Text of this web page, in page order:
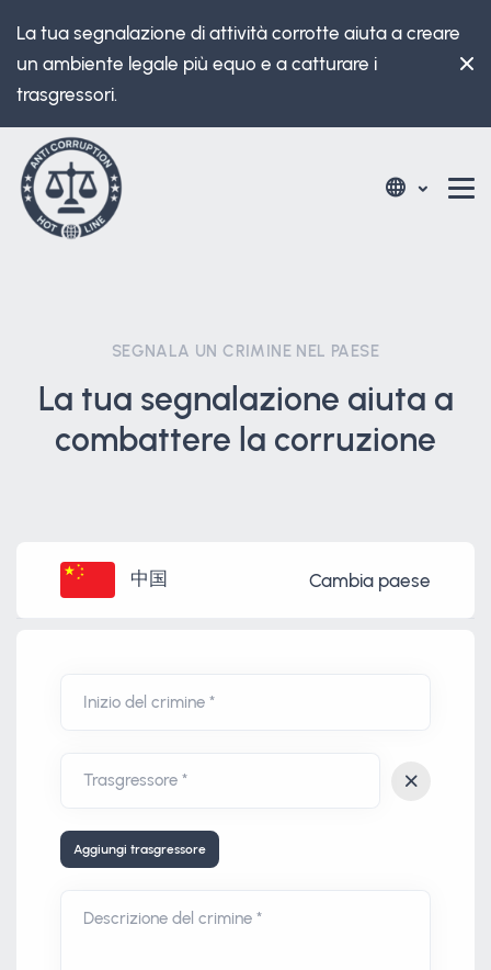
La tua segnalazione di attività corrotte aiuta a creare
un ambiente legale più equo e a catturare i
trasgressori.
SEGNALA UN CRIMINE NEL PAESE
La tua segnalazione aiuta a
combattere la corruzione
中国 Cambia paese
Inizio del crimine *
Aggiungi trasgressore
Descrizione del crimine *